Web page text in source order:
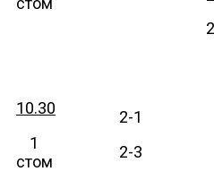
10.30
1
стом
2-1
2-3